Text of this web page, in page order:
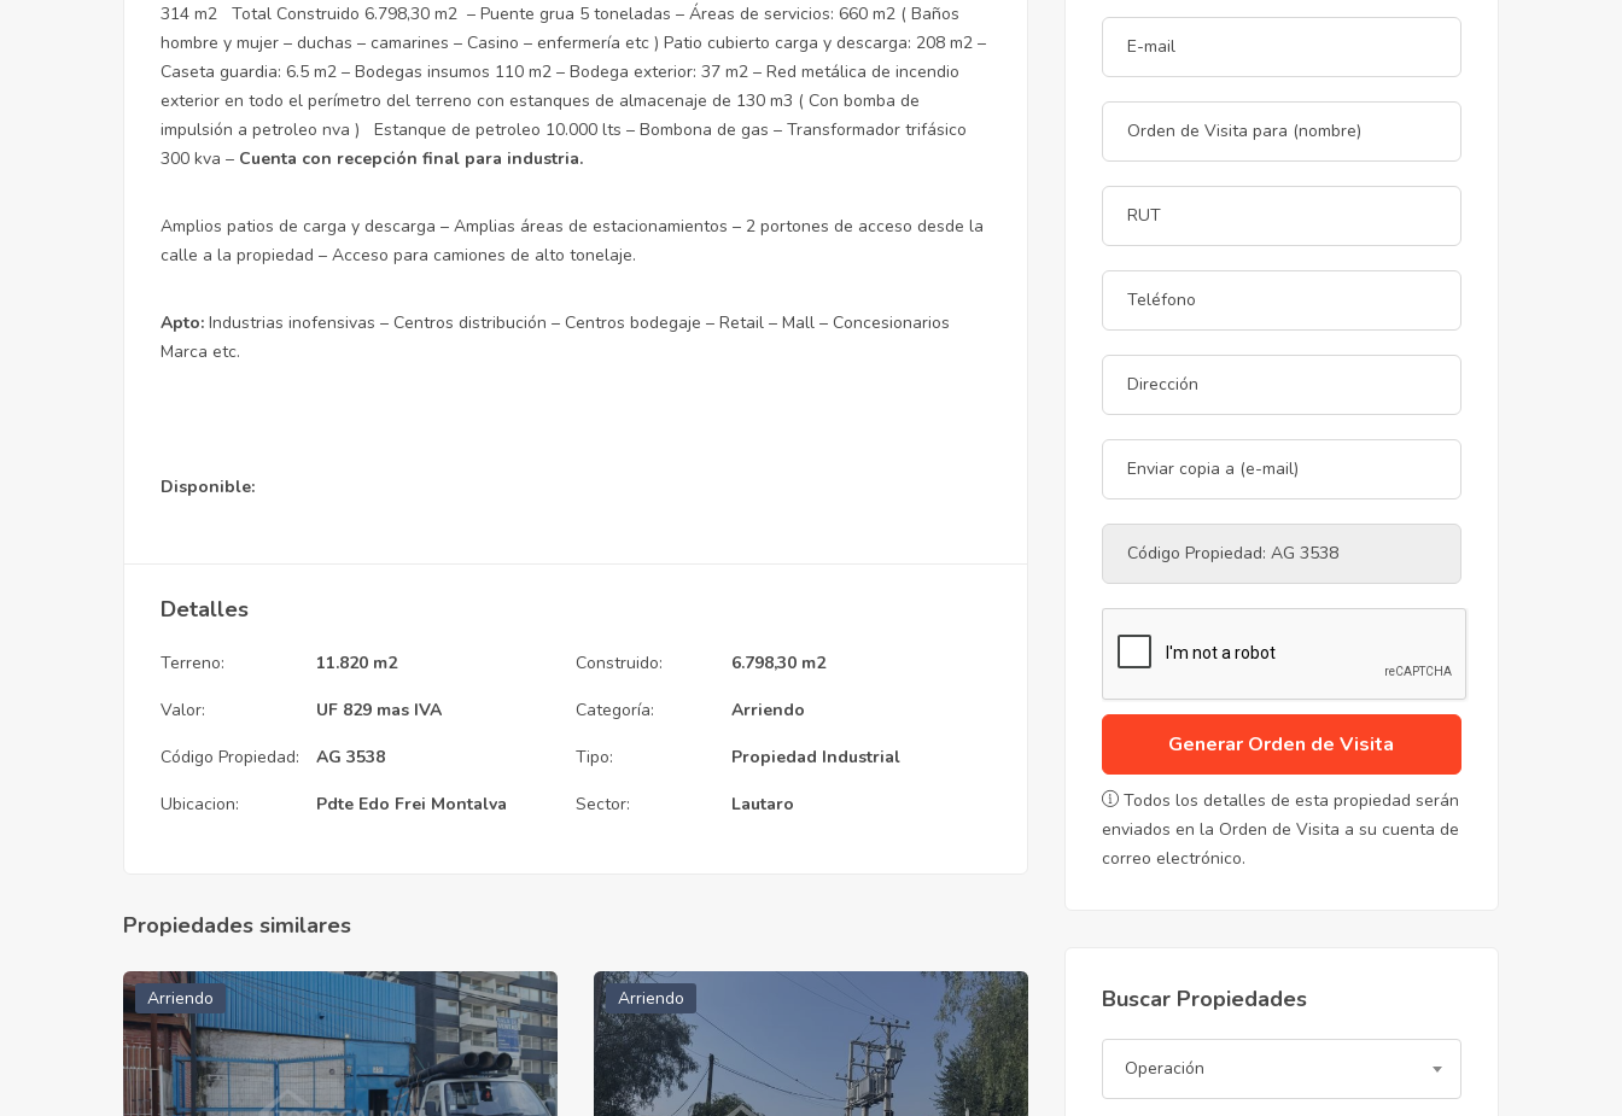
314 m2 Total Construido 6.798,30 m2 – Puente grua 5 toneladas – Áreas de servicios: 660 m2 ( Baños
hombre y mujer – duchas – camarines – Casino – enfermería etc ) Patio cubierto carga y descarga: 208 m2 –
Caseta guardia: 6.5 m2 – Bodegas insumos 110 m2 – Bodega exterior: 37 m2 – Red metálica de incendio
exterior en todo el perímetro del terreno con estanques de almacenaje de 130 m3 ( Con bomba de
impulsión a petroleo nva ) Estanque de petroleo 10.000 lts – Bombona de gas – Transformador trifásico
300 kva – Cuenta con recepción final para industria.
Amplios patios de carga y descarga – Amplias áreas de estacionamientos – 2 portones de acceso desde la
calle a la propiedad – Acceso para camiones de alto tonelaje.
Apto: Industrias inofensivas – Centros distribución – Centros bodegaje – Retail – Mall – Concesionarios
Marca etc.
Disponible:
Detalles
Terreno: 11.820 m2 Construido: 6.798,30 m2
Valor: UF 829 mas IVA Categoría: Arriendo
Código Propiedad: AG 3538 Tipo: Propiedad Industrial
Ubicacion: Pdte Edo Frei Montalva Sector: Lautaro
Propiedades similares
Arriendo Arriendo
Generar Orden de Visita
Todos los detalles de esta propiedad serán
enviados en la Orden de Visita a su cuenta de
correo electrónico.
Buscar Propiedades
Operación